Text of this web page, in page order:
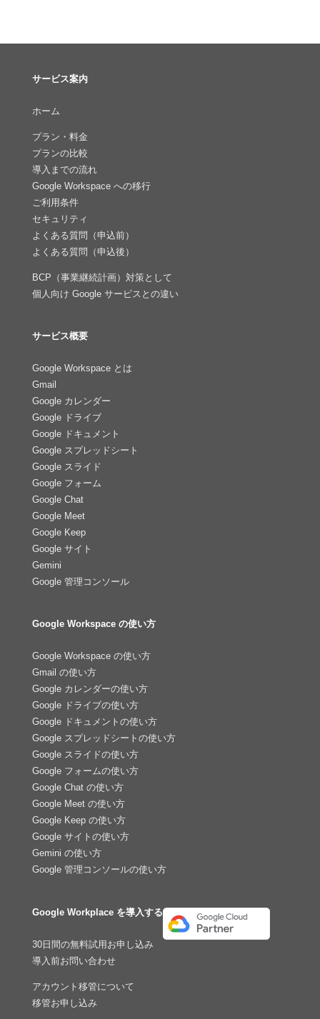
サービス案内
ホーム
プラン・料金
プランの比較
導入までの流れ
Google Workspace への移行
ご利用条件
セキュリティ
よくある質問（申込前）
よくある質問（申込後）
BCP（事業継続計画）対策として
個人向け Google サービスとの違い
サービス概要
Google Workspace とは
Gmail
Google カレンダー
Google ドライブ
Google ドキュメント
Google スプレッドシート
Google スライド
Google フォーム
Google Chat
Google Meet
Google Keep
Google サイト
Gemini
Google 管理コンソール
Google Workspace の使い方
Google Workspace の使い方
Gmail の使い方
Google カレンダーの使い方
Google ドライブの使い方
Google ドキュメントの使い方
Google スプレッドシートの使い方
Google スライドの使い方
Google フォームの使い方
Google Chat の使い方
Google Meet の使い方
Google Keep の使い方
Google サイトの使い方
Gemini の使い方
Google 管理コンソールの使い方
Google Workplace を導入する
30日間の無料試用お申し込み
導入前お問い合わせ
アカウント移管について
移管お申し込み